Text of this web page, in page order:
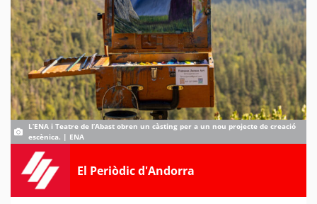
L’ENA i Teatre de l’Abast obren un càsting per a un nou projecte de creació
escènica. | ENA
El Periòdic d'Andorra